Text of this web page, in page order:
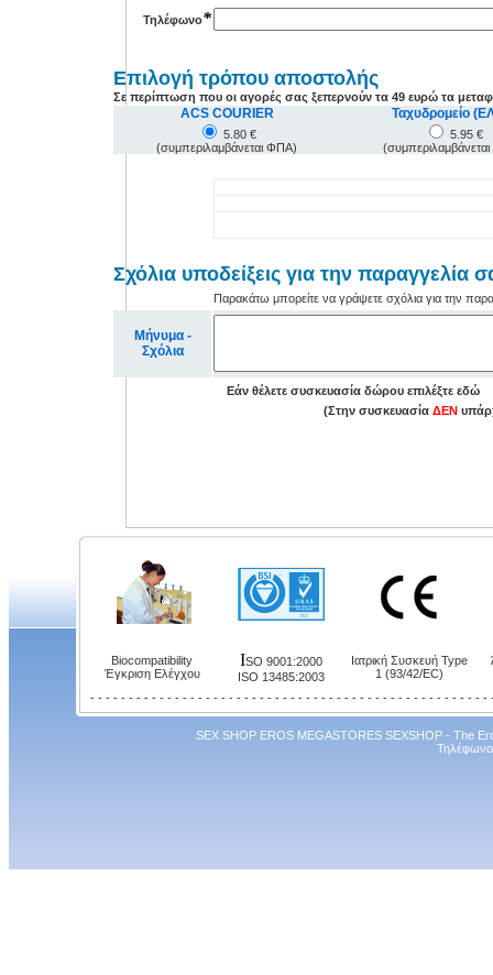
Τηλέφωνο*
Επιλογή τρόπου αποστολής
Σε περίπτωση που οι αγορές σας ξεπερνούν τα 49 ευρώ τα
ACS COURIER
5.80 €
(συμπεριλαμβάνεται ΦΠΑ)
Ταχυδρομείο
5.95 €
Σχόλια υποδείξεις για την παραγγελία
Παρακάτω μπορείτε να γράψετε σχόλια για την
Μήνυμα -
Σχόλια
Eάν θέλετε συσκευασία δώρου επιλέξτε εδώ
(Στην συσκευασία ΔΕΝ
Biocompatibility
Έγκριση Ελέγχου
ISO 9001:2000
ISO 13485:2003
Ιατρική Συσκευή Type
1 (93/42/EC)
- - - - - - - - - - - - - - - - - - - - - - - - - - - - - - - - - - - - - - - - - - - - - - - - - - -
SEX SHOP EROS MEGASTORES SEXSHOP- The
Τηλέφωνο